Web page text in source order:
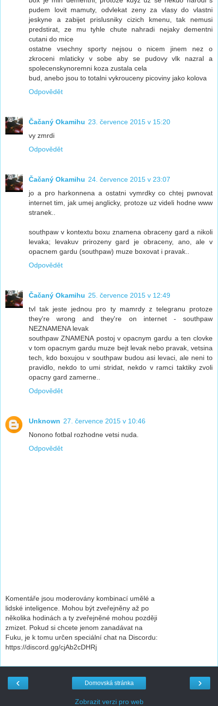
pudem lovit mamuty, odvlekat zeny za vlasy do vlastni
jeskyne a zabijet prislusniky cizich kmenu, tak nemusi
predstirat, ze mu tyhle chute nahradi nejaky dementni
cutani do mice
ostatne vsechny sporty nejsou o nicem jinem nez o
zkroceni mlaticky v sobe aby se pudovy vlk nazral a
spolecenskynoremni koza zustala cela
bud, anebo jsou to totalni vykrouceny picoviny jako kolova
Odpovědět
Čačaný Okamihu 23. července 2015 v 15:20
vy zmrdi
Odpovědět
Čačaný Okamihu 24. července 2015 v 23:07
jo a pro harkonnena a ostatni vymrdky co chtej pwnovat
internet tim, jak umej anglicky, protoze uz videli hodne www
stranek..
southpaw v kontextu boxu znamena obraceny gard a nikoli
levaka; levakuv prirozeny gard je obraceny, ano, ale v
opacnem gardu (southpaw) muze boxovat i pravak..
Odpovědět
Čačaný Okamihu 25. července 2015 v 12:49
tvl tak jeste jednou pro ty mamrdy z telegranu protoze
they're wrong and they're on internet - southpaw
NEZNAMENA levak
southpaw ZNAMENA postoj v opacnym gardu a ten clovke
v tom opacnym gardu muze bejt levak nebo pravak, vetsina
tech, kdo boxujou v southpaw budou asi levaci, ale neni to
pravidlo, nekdo to umi stridat, nekdo v ramci taktiky zvoli
opacny gard zamerne..
Odpovědět
Unknown 27. července 2015 v 10:46
Nonono fotbal rozhodne vetsi nuda.
Odpovědět
Komentáře jsou moderovány kombinací umělé a
lidské inteligence. Mohou být zveřejněny až po
několika hodinách a ty zveřejněné mohou později
zmizet. Pokud si chcete jenom zanadávat na
Fuku, je k tomu určen speciální chat na Discordu:
https://discord.gg/cjAb2cDHRj
‹ ›
Domovská stránka
Zobrazit verzi pro web